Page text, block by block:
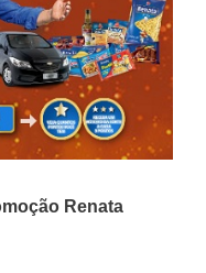
Renata